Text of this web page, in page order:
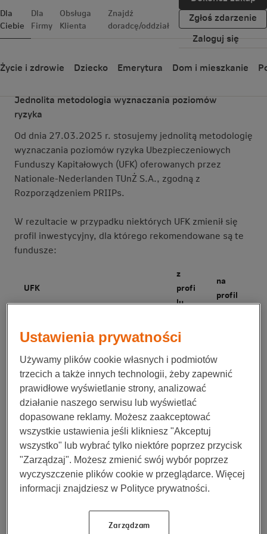
Dla
Ciebie
Dla
Firmy
Obsługa
Klienta
Znajdź
doradcę/oddział
Zgłoś zdarzenie
Zaloguj się
Życie i zdrowie Dziecko Emerytura Dom i mieszkanie
Zmiana poziomu ryzyka funduszy
Jednolita metodologia wyznaczania poziomów
ryzyka
Od dnia 27.03.2025 r. stosujemy jednolitą metodologię
wyznaczania poziomów ryzyka Ubezpieczeniowych
Funduszy Kapitałowych (UFK) oferowanych przez
Nationale-Nederlanden TUnŻ S.A., zgodną z
Rozporządzeniem PRIIPs.
W rezultacie w przypadku niektórych UFK zmienił się
profil inwestycyjny, dla którego rekomendowane są te
fundusze:
UFK
z
profi
lu
na
profil
UFK NN Obligacji Plus (kod: F031)
umia
any
ny
UFK NN Zrównoważony (kody:
F032, FN32)
dyna
micz
ny
UFK NN (L) Obligacji Rynków
Wschodzących (kody: F048, FN48)
dyna
micz
ny
umiark
owany
Ustawienia prywatności
Używamy plików cookie własnych i podmiotów
trzecich a także innych technologii, żeby zapewnić
prawidłowe wyświetlanie strony, analizować
działanie naszego serwisu lub wyświetlać
dopasowane reklamy. Możesz zaakceptować
wszystkie ustawienia jeśli klikniesz "Akceptuj
wszystko" lub wybrać tylko niektóre poprzez przycisk
"Zarządzaj". Możesz zmienić swój wybór poprzez
wyczyszczenie plików cookie w przeglądarce. Więcej
informacji znajdziesz w Polityce prywatności.
Zarządzam